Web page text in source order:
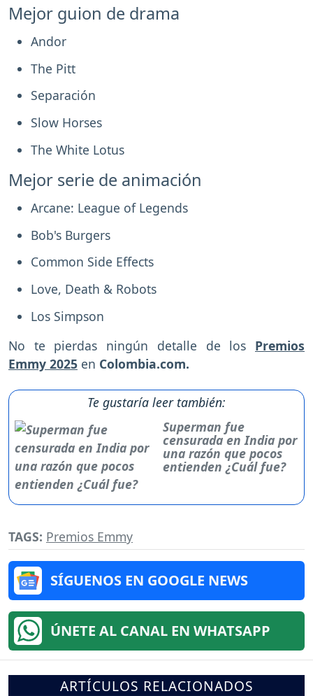
Mejor guion de drama
Andor
The Pitt
Separación
Slow Horses
The White Lotus
Mejor serie de animación
Arcane: League of Legends
Bob's Burgers
Common Side Effects
Love, Death & Robots
Los Simpson
No te pierdas ningún detalle de los Premios
Emmy 2025 en Colombia.com.
Te gustaría leer también:
Superman fue
censurada en India por
una razón que pocos
entienden ¿Cuál fue?
TAGS: Premios Emmy
SÍGUENOS EN GOOGLE NEWS
ÚNETE AL CANAL EN WHATSAPP
ARTÍCULOS RELACIONADOS